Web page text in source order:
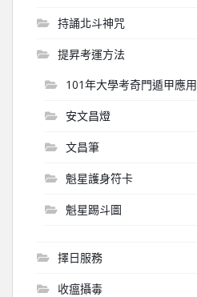
持誦北斗神咒
提昇考運方法
101年大學考奇門遁甲應用
安文昌燈
文昌筆
魁星護身符卡
魁星踢斗圖
擇日服務
收瘟攝毒